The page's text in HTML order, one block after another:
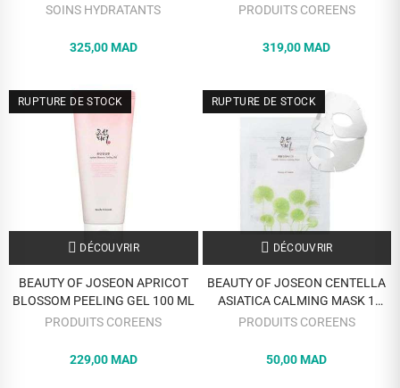
SOINS HYDRATANTS
325,00 MAD
PRODUITS COREENS
319,00 MAD
RUPTURE DE STOCK
DÉCOUVRIR
BEAUTY OF JOSEON APRICOT
BLOSSOM PEELING GEL 100 ML
PRODUITS COREENS
229,00 MAD
RUPTURE DE STOCK
DÉCOUVRIR
BEAUTY OF JOSEON CENTELLA
ASIATICA CALMING MASK 1
UNITE
PRODUITS COREENS
50,00 MAD